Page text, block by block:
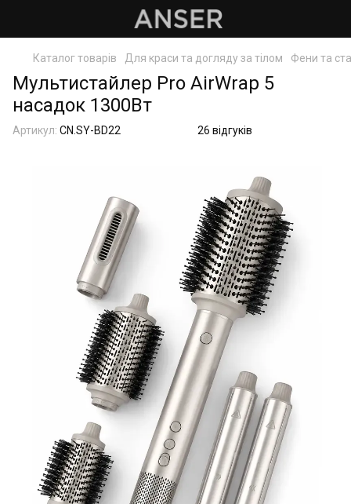
Каталог товарів Для краси та догляду за тілом Фени та
Мультистайлер Pro AirWrap 5
насадок 1300Вт
Артикул: CN.SY-BD22 26 відгуків